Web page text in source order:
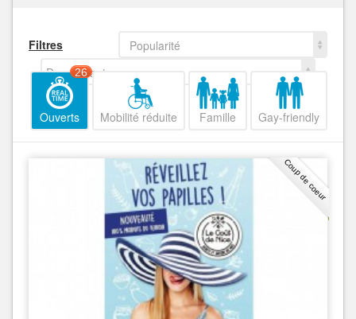
Filtres
Popularité
Decroissant
Ouverts
26
Mobilité réduite Famille Gay-friendly
Coup de coeur